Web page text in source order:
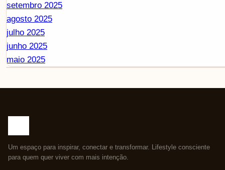
setembro 2025
agosto 2025
julho 2025
junho 2025
maio 2025
Um espaço para inspirar, conectar e transformar. Lifestyle consciente
para quem quer viver com mais intenção.